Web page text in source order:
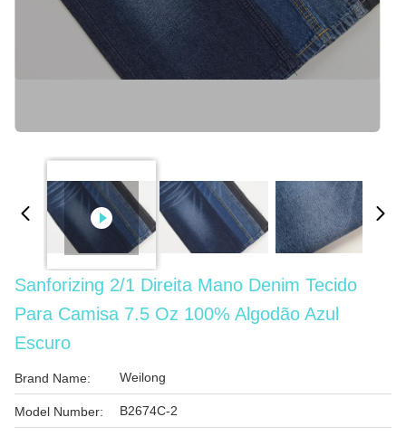
Sanforizing 2/1 Direita Mano Denim Tecido
Para Camisa 7.5 Oz 100% Algodão Azul
Escuro
Brand Name: Weilong
Model Number: B2674C-2